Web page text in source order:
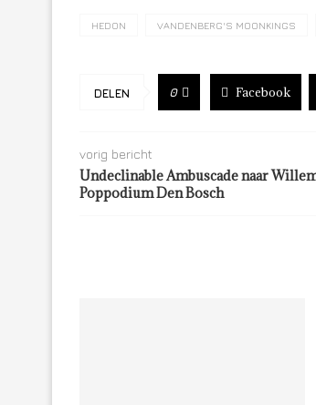
HEDON VANDENBERG'S MOONKINGS
DELEN 0 Facebook
vorig bericht
Undeclinable Ambuscade naar
Poppodium Den Bosch